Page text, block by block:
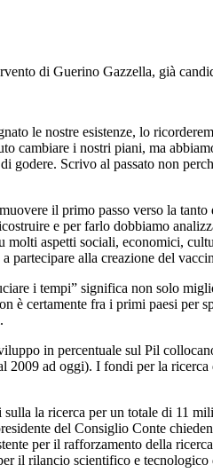
di Guerino Gazzella, già
le nostre esistenze, lo
cambiare i nostri piani, ma
godere. Scrivo al passato non
il primo passo verso la
e per farlo dobbiamo
molti aspetti sociali, economici,
partecipare alla creazione del
i tempi” significa non solo
è certamente fra i primi paesi per
in percentuale sul Pil
ad oggi). I fondi per la
la ricerca per un totale di 11
del Consiglio Conte
per il rafforzamento della
il rilancio scientifico e tecnologico